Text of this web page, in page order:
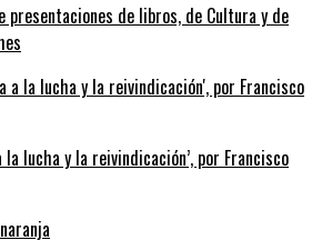
presentaciones de libros, de Cultura y de
la lucha y la reivindicación’, por Francisco